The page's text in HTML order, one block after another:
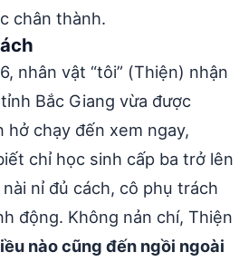
chân thành.
nhân vật “tôi” (Thiện) nhận
Bắc Giang vừa được
hở chạy đến xem ngay,
chỉ học sinh cấp ba trở lên
nỉ đủ cách, cô phụ trách
động. Không nản chí, Thiện
nào cũng đến ngồi ngoài